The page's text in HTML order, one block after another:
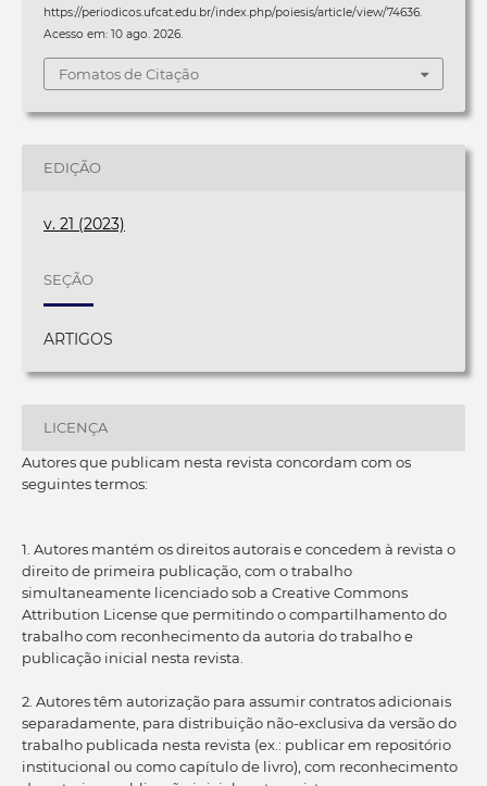
https://periodicos.ufcat.edu.br/index.php/poiesis/article/view/74636.
Acesso em: 10 ago. 2026.
Fomatos de Citação
EDIÇÃO
v. 21 (2023)
SEÇÃO
ARTIGOS
LICENÇA
Autores que publicam nesta revista concordam com os
seguintes termos:
1. Autores mantém os direitos autorais e concedem à revista o
direito de primeira publicação, com o trabalho
simultaneamente licenciado sob a Creative Commons
Attribution License que permitindo o compartilhamento do
trabalho com reconhecimento da autoria do trabalho e
publicação inicial nesta revista.
2. Autores têm autorização para assumir contratos adicionais
separadamente, para distribuição não-exclusiva da versão do
trabalho publicada nesta revista (ex.: publicar em repositório
institucional ou como capítulo de livro), com reconhecimento